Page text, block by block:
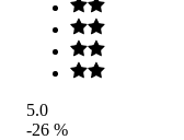
5.0
-26 %